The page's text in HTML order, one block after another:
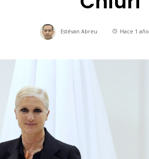
Estévan Abreu Hace 1 año